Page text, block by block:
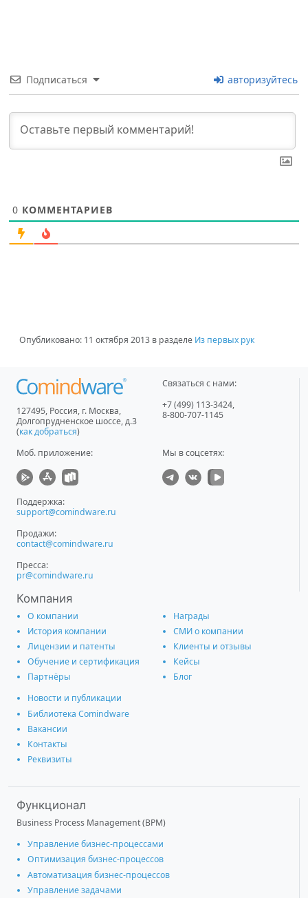
Подписаться авторизуйтесь
0 КОММЕНТАРИЕВ
Опубликовано: 11 октября 2013 в разделе Из первых рук
127495, Россия, г. Москва,
Долгопрудненское шоссе, д.3
(как добраться)
Связаться с нами:
+7 (499) 113-3424,
8-800-707-1145
Моб. приложение: Мы в соцсетях:
Поддержка:
support@comindware.ru
Продажи:
contact@comindware.ru
Пресса:
pr@comindware.ru
Компания
О компании
История компании
Лицензии и патенты
Обучение и сертификация
Партнёры
Награды
СМИ о компании
Клиенты и отзывы
Кейсы
Блог
Новости и публикации
Библиотека Comindware
Вакансии
Контакты
Реквизиты
Функционал
Business Process Management (BPM)
Управление бизнес-процессами
Оптимизация бизнес-процессов
Автоматизация бизнес-процессов
Управление задачами